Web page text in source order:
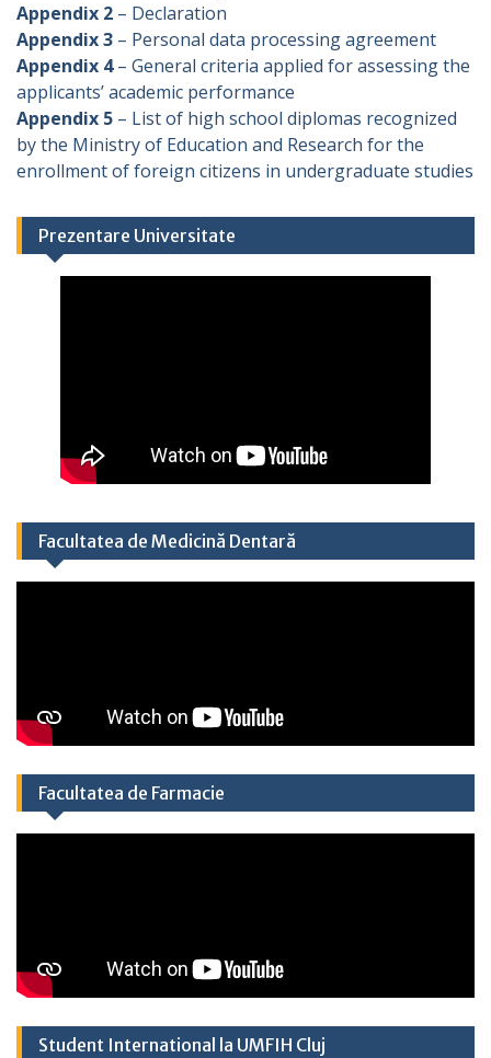
Appendix 2 – Declaration
Appendix 3 – Personal data processing agreement
Appendix 4– General criteria applied for assessing the
applicants’ academic performance
Appendix 5 – List of high school diplomas recognized
by the Ministry of Education and Research for the
enrollment of foreign citizens in undergraduate studies
Prezentare Universitate
Facultatea de Medicină Dentară
Facultatea de Farmacie
Student International la UMFIH Cluj​